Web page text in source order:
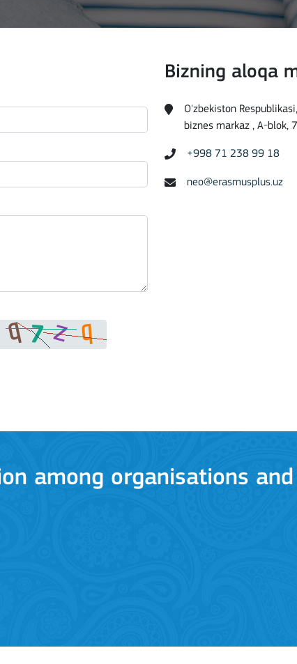
Bizning aloqa
O'zbekiston
biznes markaz , A-blok,
+998 71 238 99 18
neo@erasmusplus.uz
among organisations